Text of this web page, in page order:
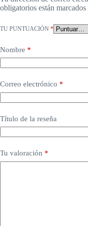
obligatorios están marcados
TU PUNTUACIÓN *
Nombre *
Correo electrónico *
Título de la reseña
Tu valoración *